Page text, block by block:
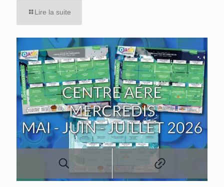
Lire la suite